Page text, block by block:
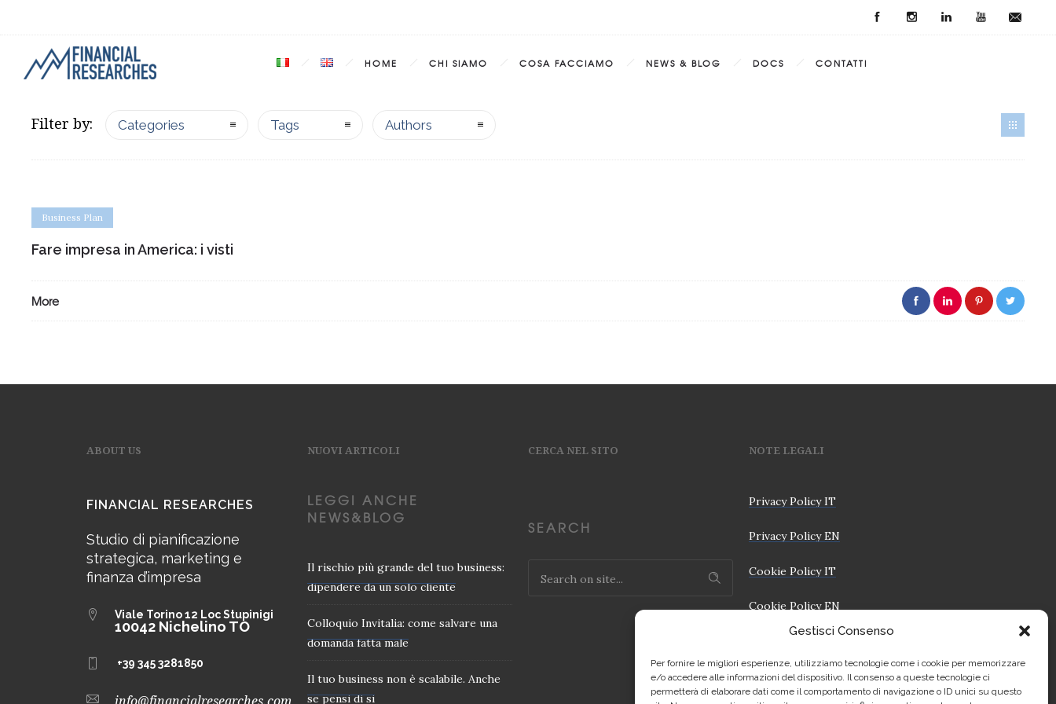
Gestisci Consenso
Per fornire le migliori esperienze, utilizziamo tecnologie come i cookie per memorizzare
e/o accedere alle informazioni del dispositivo. Il consenso a queste tecnologie ci
permetterà di elaborare dati come il comportamento di navigazione o ID unici su questo
HOME CHI SIAMO COSA FACCIAMO NEWS & BLOG DOCS CONTATTI
Filter by: Categories Tags Authors
Business Plan
Fare impresa in America: i visti
More
ABOUT US
FINANCIAL RESEARCHES
Studio di pianificazione
strategica, marketing e
finanza d’impresa
Viale Torino 12 Loc Stupinigi
10042 Nichelino TO
+39 345 3281850
NUOVI ARTICOLI
LEGGI ANCHE
NEWS&BLOG
Il rischio più grande del tuo business:
dipendere da un solo cliente
Colloquio Invitalia: come salvare una
domanda fatta male
Il tuo business non è scalabile. Anche
se pensi di si
CERCA NEL SITO
SEARCH
NOTE LEGALI
Privacy Policy IT
Privacy Policy EN
Cookie Policy IT
Cookie Policy EN